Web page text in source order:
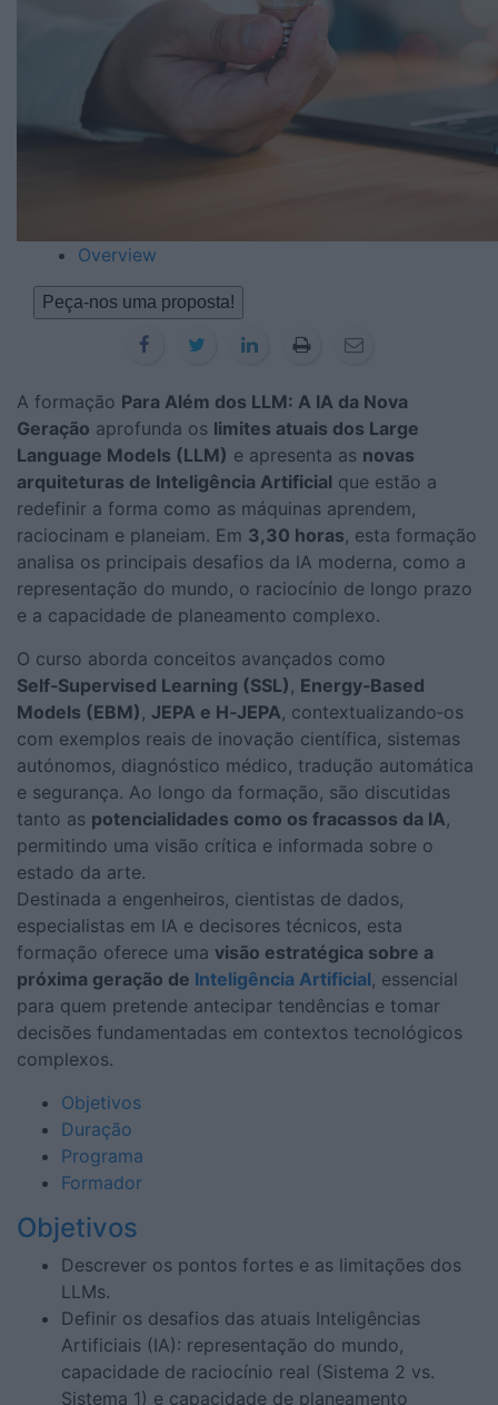
Overview
Peça-nos uma proposta!
A formação Para Além dos LLM: A IA da Nova
Geração aprofunda os limites atuais dos Large
Language Models (LLM) e apresenta as novas
arquiteturas de Inteligência Artificial que estão a
redefinir a forma como as máquinas aprendem,
raciocinam e planeiam. Em 3,30 horas, esta formação
analisa os principais desafios da IA moderna, como a
representação do mundo, o raciocínio de longo prazo
e a capacidade de planeamento complexo.
O curso aborda conceitos avançados como
Self‑Supervised Learning (SSL) , Energy‑Based
Models (EBM) , JEPA e H‑JEPA, contextualizando‑os
com exemplos reais de inovação científica, sistemas
autónomos, diagnóstico médico, tradução automática
e segurança. Ao longo da formação, são discutidas
tanto as potencialidades como os fracassos da IA,
permitindo uma visão crítica e informada sobre o
estado da arte.
Destinada a engenheiros, cientistas de dados,
especialistas em IA e decisores técnicos, esta
formação oferece uma visão estratégica sobre a
próxima geração de Inteligência Artificial, essencial
para quem pretende antecipar tendências e tomar
decisões fundamentadas em contextos tecnológicos
complexos.
Objetivos
Duração
Programa
Formador
Objetivos
Descrever os pontos fortes e as limitações dos
LLMs.
Definir os desafios das atuais Inteligências
Artificiais (IA): representação do mundo,
capacidade de raciocínio real (Sistema 2 vs.
Sistema 1) e capacidade de planeamento